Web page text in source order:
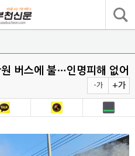
버스에 불…인명피해 없어
-가 +가